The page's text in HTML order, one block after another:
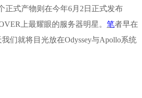
正式产物则在今年6月2日正式发布
上最耀眼的服务器明星。 笔者早在
我们就将目光放在Odyssey与Apollo系统